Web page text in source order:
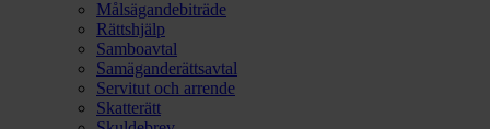
Målsägandebiträde
Rättshjälp
Samboavtal
Samäganderättsavtal
Servitut och arrende
Skatterätt